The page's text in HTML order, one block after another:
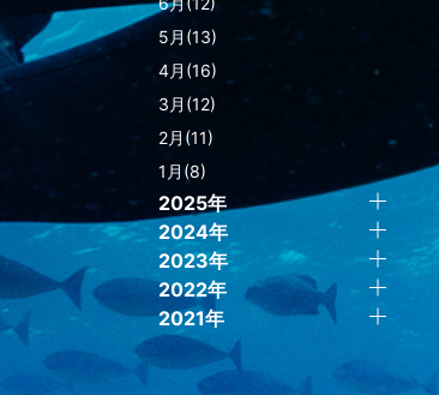
5月(13)
4月(16)
3月(12)
2月(11)
1月(8)
2025年
2024年
2023年
2022年
2021年